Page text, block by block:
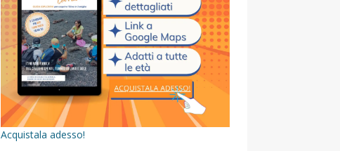
Acquistala adesso!